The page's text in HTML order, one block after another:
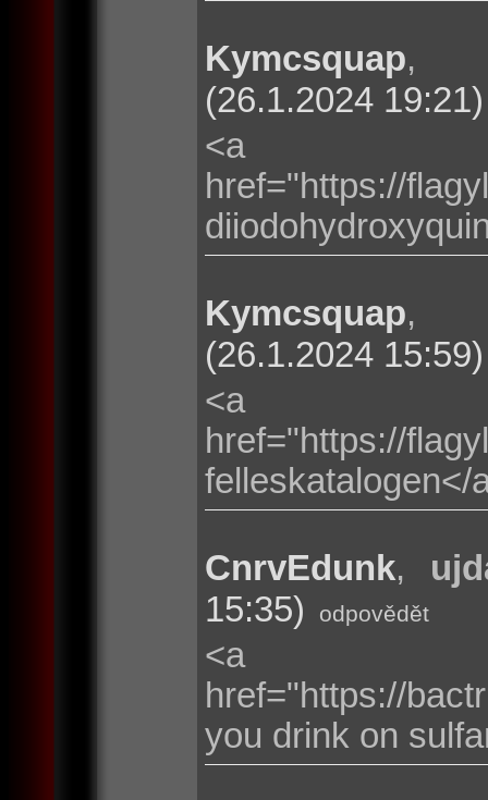
Kymcsquap
(26.1.2024 19:21)
<a
href="https://
Kymcsquap
(26.1.2024 15:59)
<a
href="https://
felleskatalogen</
CnrvEdunk,
15:35)
odpovědět
<a
href="https://
you drink on